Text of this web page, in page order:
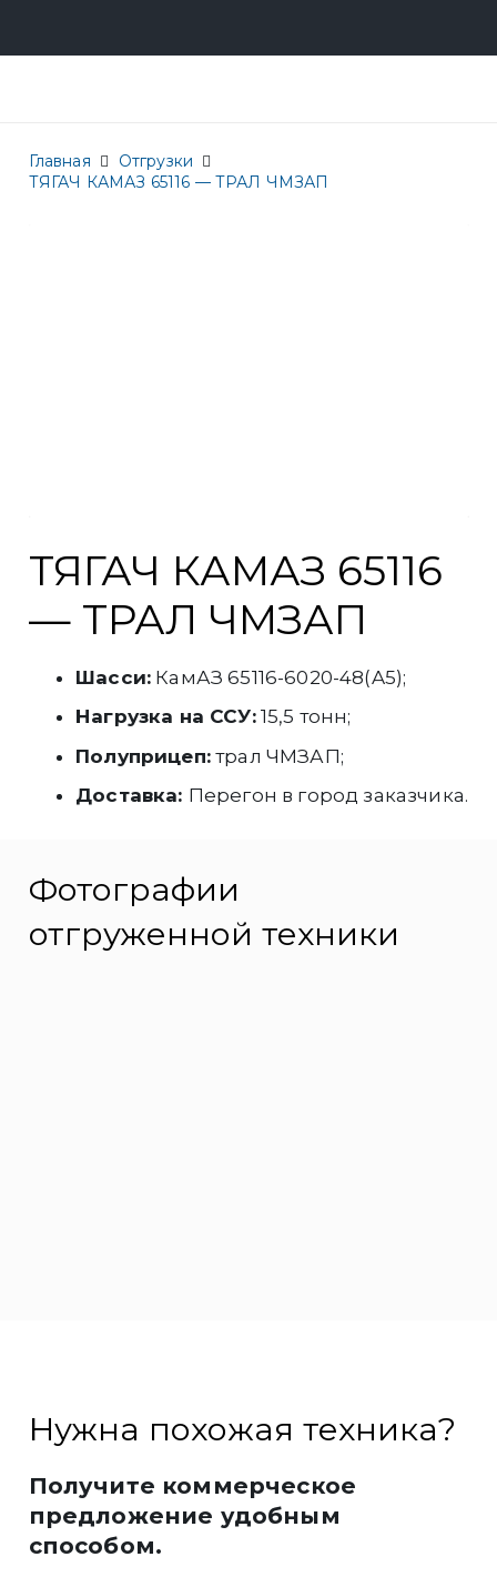
Главная
Отгрузки
ТЯГАЧ КАМАЗ 65116 — ТРАЛ ЧМЗАП
ТЯГАЧ КАМАЗ 65116
— ТРАЛ ЧМЗАП
Шасси: КамАЗ 65116-6020-48(A5);
Нагрузка на ССУ:15,5 тонн;
Полуприцеп:трал ЧМЗАП;
Доставка: Перегон в город заказчика.
Фотографии
отгруженной техники
Нужна похожая техника?
Получите коммерческое
предложение удобным
способом.